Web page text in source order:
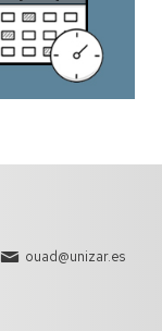
ouad@unizar.es